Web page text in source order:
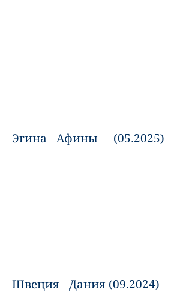
Эгина - Афины - (05.2025)
Швеция - Дания (09.2024)